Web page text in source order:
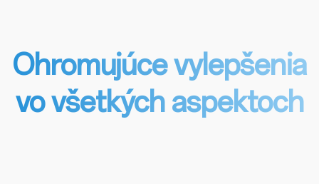
Ohromujúce vylepšenia
vo všetkých aspektoch